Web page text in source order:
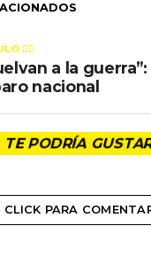
👈🏻
a la
nacional
TE PODRÍA
CLICK PARA